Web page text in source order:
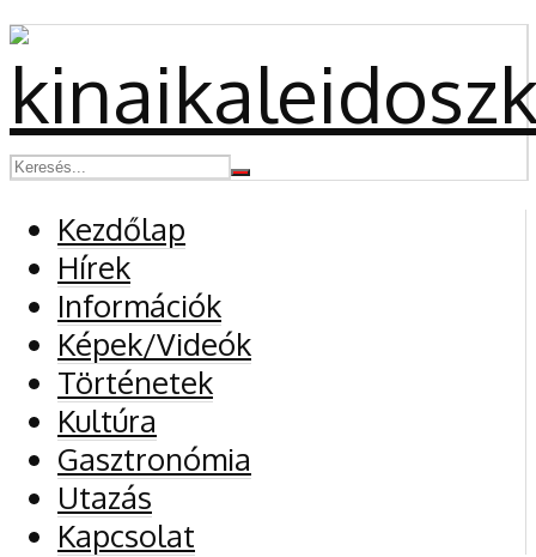
Kezdőlap
Hírek
Információk
Képek/Videók
Történetek
Kultúra
Gasztronómia
Utazás
Kapcsolat